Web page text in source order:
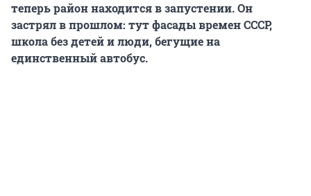
теперь район находится в запустении. Он
застрял в прошлом: тут фасады времен СССР,
школа без детей и люди, бегущие на
единственный автобус.